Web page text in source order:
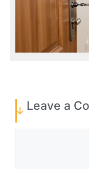
Leave a